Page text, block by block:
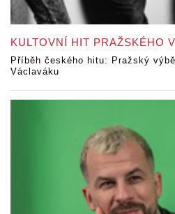
KULTOVNÍ HIT PRAŽSKÉHO
Příběh českého hitu: Pražský
Václaváku